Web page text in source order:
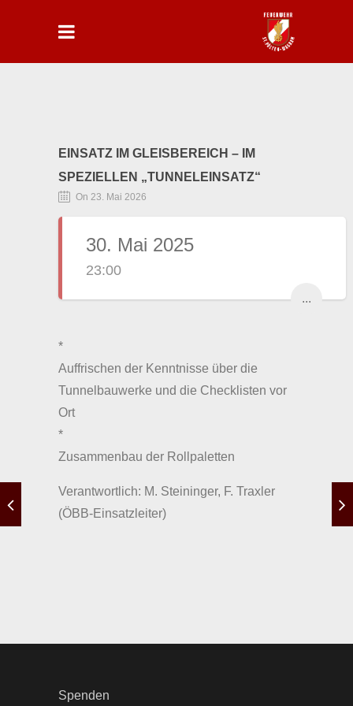
EINSATZ IM GLEISBEREICH – IM
SPEZIELLEN „TUNNELEINSATZ“
On 23. Mai 2026
30. Mai 2025
23:00
...
*
Auffrischen der Kenntnisse über die
Tunnelbauwerke und die Checklisten vor
Ort
*
Zusammenbau der Rollpaletten
Verantwortlich: M. Steininger, F. Traxler
(ÖBB-Einsatzleiter)
Spenden